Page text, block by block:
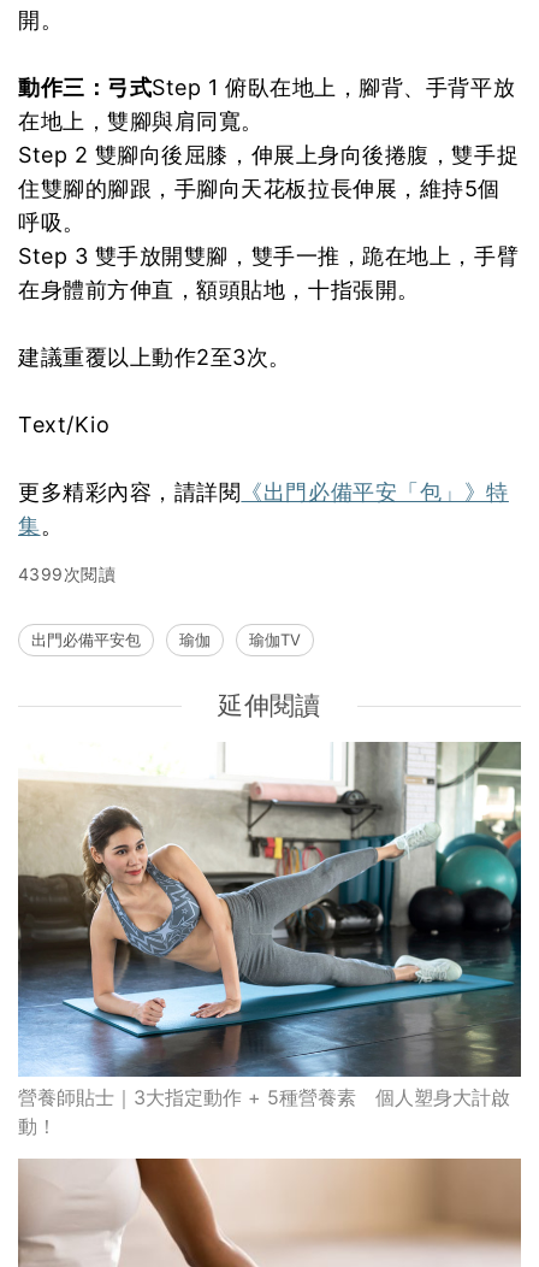
開。
動作三：弓式Step 1 俯臥在地上，腳背、手背平放
在地上，雙腳與肩同寬。
Step 2 雙腳向後屈膝，伸展上身向後捲腹，雙手捉
住雙腳的腳跟，手腳向天花板拉長伸展，維持5個
呼吸。
Step 3 雙手放開雙腳，雙手一推，跪在地上，手臂
在身體前方伸直，額頭貼地，十指張開。
建議重覆以上動作2至3次。
Text/Kio
更多精彩內容，請詳閱 《出門必備平安「包」》特
集。
4399次閱讀
出門必備平安包 瑜伽 瑜伽TV
延伸閱讀
營養師貼士｜3大指定動作 + 5種營養素 個人塑身大計啟
動！